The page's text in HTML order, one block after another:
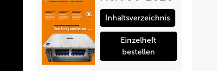
Inhaltsverzeichnis
Einzelheft
bestellen